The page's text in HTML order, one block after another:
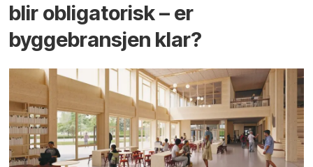
blir obligatorisk – er
byggebransjen klar?